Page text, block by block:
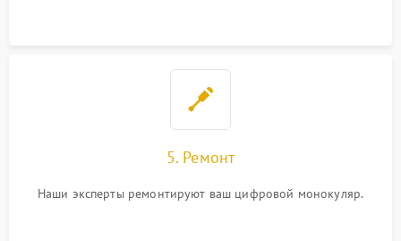
5. Ремонт
Наши эксперты ремонтируют ваш цифровой монокуляр.